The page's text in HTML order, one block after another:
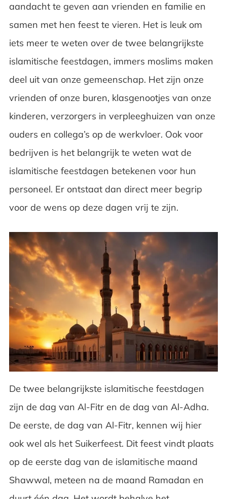
aandacht te geven aan vrienden en familie en
samen met hen feest te vieren. Het is leuk om
iets meer te weten over de twee belangrijkste
islamitische feestdagen, immers moslims maken
deel uit van onze gemeenschap. Het zijn onze
vrienden of onze buren, klasgenootjes van onze
kinderen, verzorgers in verpleeghuizen van onze
ouders en collega’s op de werkvloer. Ook voor
bedrijven is het belangrijk te weten wat de
islamitische feestdagen betekenen voor hun
personeel. Er ontstaat dan direct meer begrip
voor de wens op deze dagen vrij te zijn.
De twee belangrijkste islamitische feestdagen
zijn de dag van Al-Fitr en de dag van Al-Adha.
De eerste, de dag van Al-Fitr, kennen wij hier
ook wel als het Suikerfeest. Dit feest vindt plaats
op de eerste dag van de islamitische maand
Shawwal, meteen na de maand Ramadan en